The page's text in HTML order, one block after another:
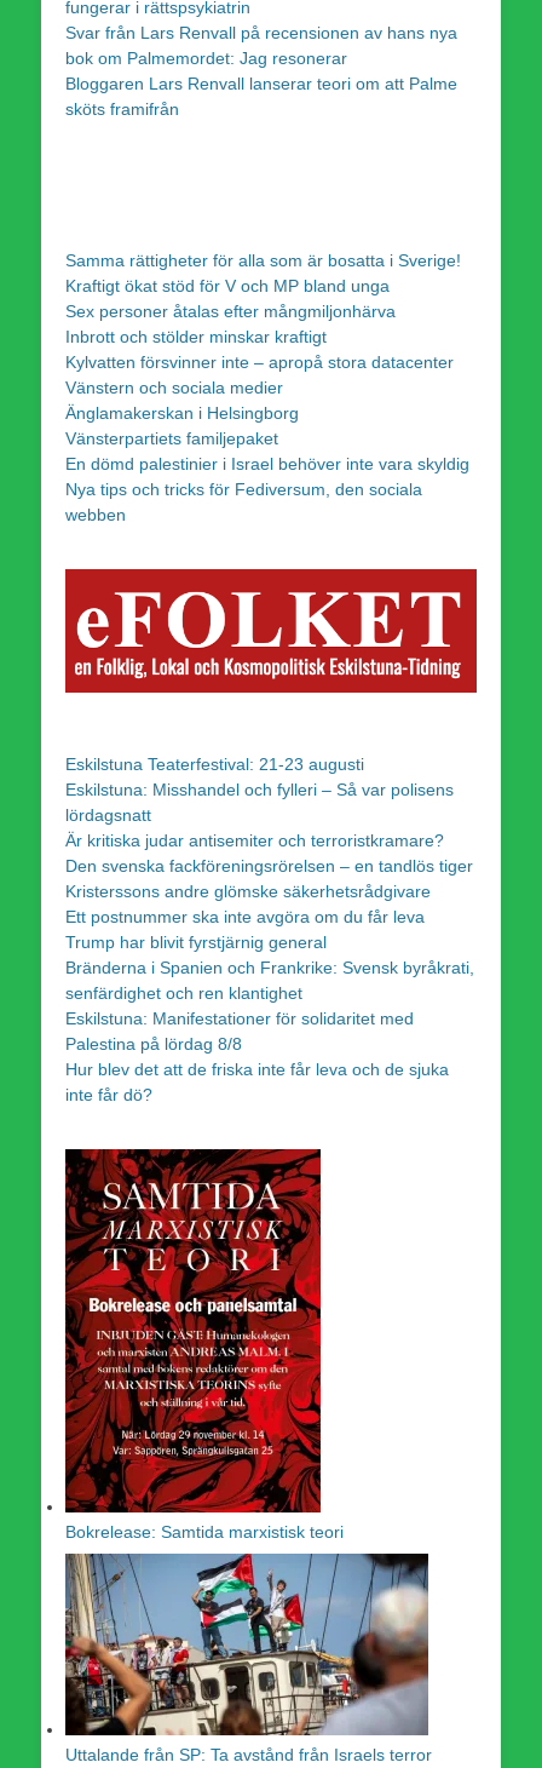
fungerar i rättspsykiatrin
Svar från Lars Renvall på recensionen av hans nya
bok om Palmemordet: Jag resonerar
Bloggaren Lars Renvall lanserar teori om att Palme
sköts framifrån
Samma rättigheter för alla som är bosatta i Sverige!
Kraftigt ökat stöd för V och MP bland unga
Sex personer åtalas efter mångmiljonhärva
Inbrott och stölder minskar kraftigt
Kylvatten försvinner inte – apropå stora datacenter
Vänstern och sociala medier
Änglamakerskan i Helsingborg
Vänsterpartiets familjepaket
En dömd palestinier i Israel behöver inte vara skyldig
Nya tips och tricks för Fediversum, den sociala
webben
Eskilstuna Teaterfestival: 21-23 augusti
Eskilstuna: Misshandel och fylleri – Så var polisens
lördagsnatt
Är kritiska judar antisemiter och terroristkramare?
Den svenska fackföreningsrörelsen – en tandlös tiger
Kristerssons andre glömske säkerhetsrådgivare
Ett postnummer ska inte avgöra om du får leva
Trump har blivit fyrstjärnig general
Bränderna i Spanien och Frankrike: Svensk byråkrati,
senfärdighet och ren klantighet
Eskilstuna: Manifestationer för solidaritet med
Palestina på lördag 8/8
Hur blev det att de friska inte får leva och de sjuka
inte får dö?
Bokrelease: Samtida marxistisk teori
Uttalande från SP: Ta avstånd från Israels terror